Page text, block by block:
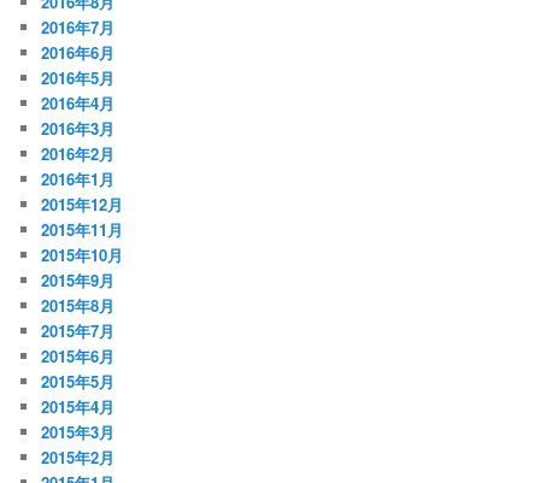
2016年7月
2016年6月
2016年5月
2016年4月
2016年3月
2016年2月
2016年1月
2015年12月
2015年11月
2015年10月
2015年9月
2015年8月
2015年7月
2015年6月
2015年5月
2015年4月
2015年3月
2015年2月